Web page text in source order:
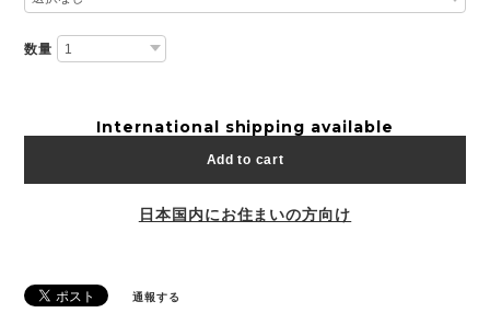
数量
International shipping available
Add to cart
日本国内にお住まいの方向け
通報する